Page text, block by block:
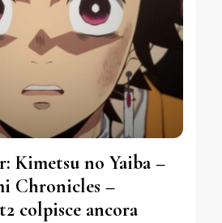
Kimetsu no Yaiba –
Chronicles –
colpisce ancora